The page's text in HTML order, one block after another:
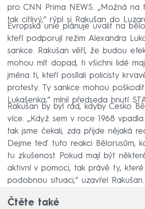
pro CNN Prima NEWS. „Možná na
tak citlivý,“ rýpl si Rakušan do
Evropská unie plánuje uvalit na
kteří podporují režim Alexandra
sankce. Rakušan věří, že budou
mohou mít dopad, ti všichni lidé
jména ti, kteří posílali policisty
protesty. Ty sankce mohou
Lukašenka,“ mínil předseda hnutí
Rakušan by byl rád, kdyby Česko
více. „Když sem v roce 1968
tak jsme čekali, zda přijde nějaká
Dejme teď tuto reakci Bělorusům,
tu zkušenost. Pokud mají být
aktivní v pomoci, tak právě ty, které
podobnou situaci,“ uzavřel Rakušan.
Čtěte také